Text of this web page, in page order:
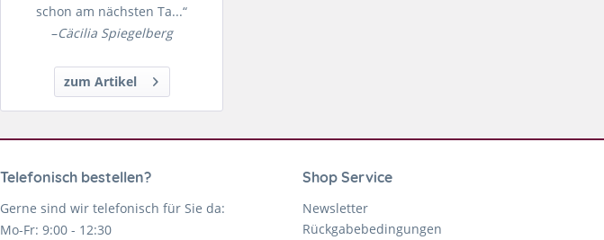
schon am nächsten Ta...“
–Cäcilia Spiegelberg
zum Artikel
Telefonisch bestellen?
Gerne sind wir telefonisch für Sie da:
Mo-Fr: 9:00 - 12:30
Shop Service
Newsletter
Rückgabebedingungen